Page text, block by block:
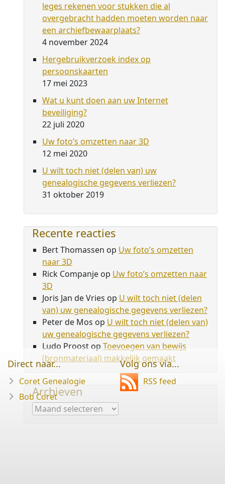
leges rekenen voor stukken die al
overgebracht hadden moeten worden naar
een archiefbewaarplaats?
4 november 2024
Hergebruikverzoek index op
persoonskaarten
17 mei 2023
Wat u kunt doen aan uw Internet
beveiliging?
22 juli 2020
Uw foto’s omzetten naar 3D
12 mei 2020
U wilt toch niet (delen van) uw
genealogische gegevens verliezen?
31 oktober 2019
Recente reacties
Bert Thomassen op Uw foto’s omzetten
naar 3D
Rick Companje op Uw foto’s omzetten naar
3D
Joris Jan de Vries op U wilt toch niet (delen
van) uw genealogische gegevens verliezen?
Peter de Mos op U wilt toch niet (delen van)
uw genealogische gegevens verliezen?
Ludo Proostop Toevoegen van bewijs
(bronmateriaal) makkelijk gemaakt
Archieven
Archieven
Direct naar...
Coret Genealogie
Bob Coret
Volg ons via...
RSS feed